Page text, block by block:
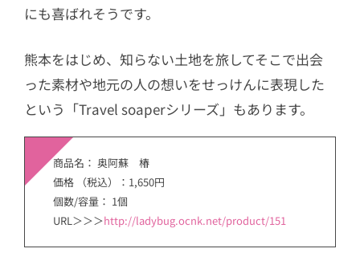
にも喜ばれそうです。
熊本をはじめ、知らない土地を旅してそこで出会
った素材や地元の人の想いをせっけんに表現した
という「Travel soaperシリーズ」もあります。
商品名： 奥阿蘇 椿
価格 （税込）：1,650円
個数/容量： 1個
URL＞＞＞http://ladybug.ocnk.net/product/151